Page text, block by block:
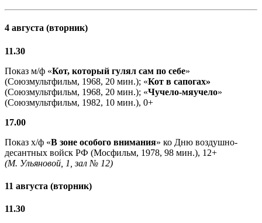
4 августа (вторник)
11.30
Показ м/ф «Кот, который гулял сам по себе»
(Союзмультфильм, 1968, 20 мин.); «Кот в сапогах»
(Союзмультфильм, 1968, 20 мин.); «Чучело-мяучело»
(Союзмультфильм, 1982, 10 мин.), 0+
17.00
Показ х/ф «В зоне особого внимания» ко Дню воздушно-
десантных войск РФ (Мосфильм, 1978, 98 мин.), 12+
(М. Ульяновой, 1, зал № 12)
11 августа (вторник)
11.30